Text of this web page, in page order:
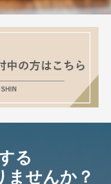
る
ませんか？